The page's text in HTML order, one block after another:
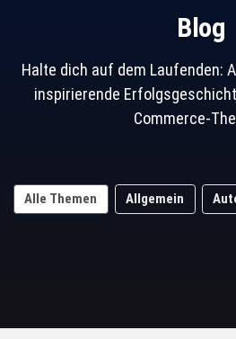
Blog
Halte dich auf dem Laufenden:
inspirierende
Commerce-
Alle Themen Allgemein